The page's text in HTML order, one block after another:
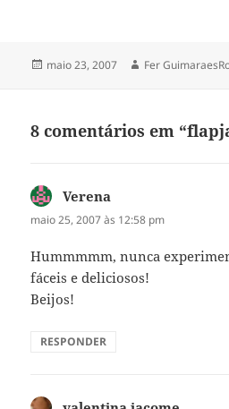
Publicado
maio 23, 2007 Autor
Fer
8 comentários em
Verena
maio 25, 2007 às 12:58 pm
Hummmmm, nunca
fáceis e deliciosos!
Beijos!
RESPONDER